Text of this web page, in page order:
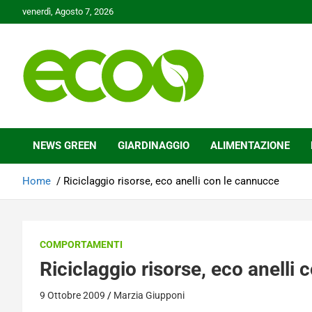
to
venerdì, Agosto 7, 2026
Ecoo.it
NEWS GREEN GIARDINAGGIO ALIMENTAZIONE
Home Riciclaggio risorse, eco anelli con le cannucce
COMPORTAMENTI
Riciclaggio risorse, eco anelli
9 Ottobre 2009 Marzia Giupponi